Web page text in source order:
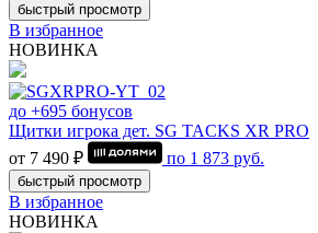
быстрый просмотр
В избранное
НОВИНКА
до +695 бонусов
Щитки игрока дет. SG TACKS XR PRO
от 7 490 ₽
по 1 873 руб.
быстрый просмотр
В избранное
НОВИНКА